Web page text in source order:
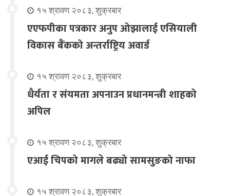
१५ श्रावण २०८३, शुक्रबार
एएफपीका पत्रकार अनुप ओझालाई एसियाली
विकास बैंकको अन्तर्राष्ट्रिय अवार्ड
१५ श्रावण २०८३, शुक्रबार
धैर्यता र संयमता अपनाउन प्रधानमन्त्री शाहको
अपिल
१५ श्रावण २०८३, शुक्रबार
एआई चिपको मागले बढ्यो सामसुङको नाफा
१५ श्रावण २०८३, शुक्रबार